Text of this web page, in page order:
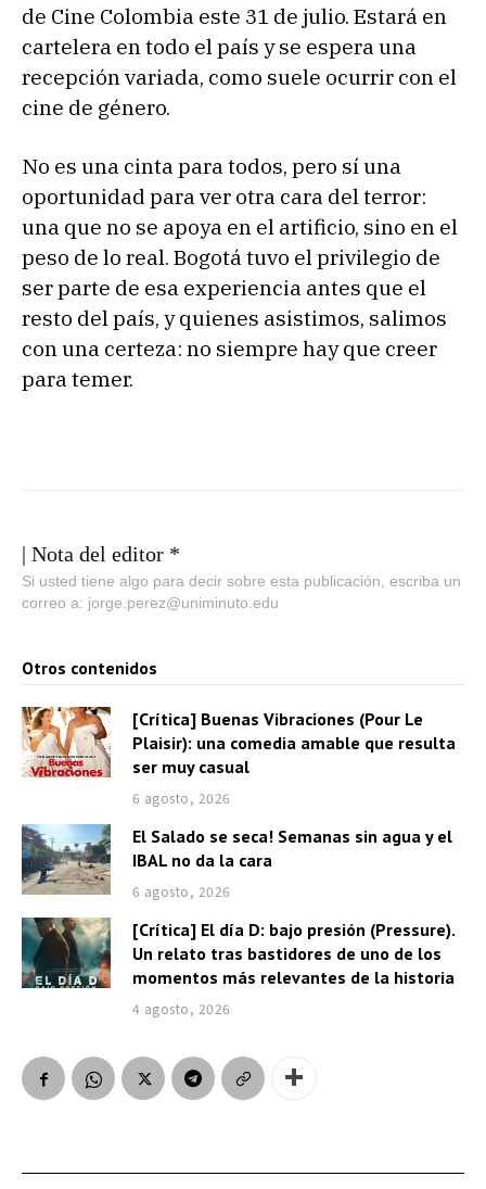
de Cine Colombia este 31 de julio. Estará en
cartelera en todo el país y se espera una
recepción variada, como suele ocurrir con el
cine de género.
No es una cinta para todos, pero sí una
oportunidad para ver otra cara del terror:
una que no se apoya en el artificio, sino en el
peso de lo real. Bogotá tuvo el privilegio de
ser parte de esa experiencia antes que el
resto del país, y quienes asistimos, salimos
con una certeza: no siempre hay que creer
para temer.
| Nota del editor *
Si usted tiene algo para decir sobre esta publicación, escriba un
correo a: jorge.perez@uniminuto.edu
Otros contenidos
[Crítica] Buenas Vibraciones (Pour Le
Plaisir): una comedia amable que resulta
ser muy casual
6 agosto, 2026
El Salado se seca! Semanas sin agua y el
IBAL no da la cara
6 agosto, 2026
[Crítica] El día D: bajo presión (Pressure).
Un relato tras bastidores de uno de los
momentos más relevantes de la historia
4 agosto, 2026